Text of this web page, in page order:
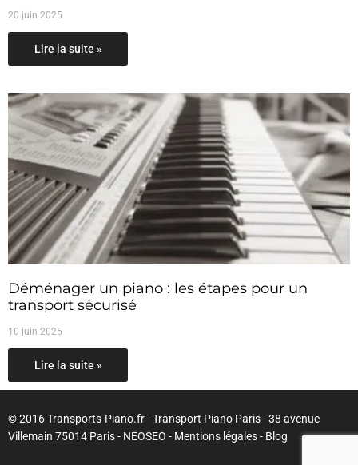
20 juin 2025
Lire la suite »
Déménager un piano : les étapes pour un
transport sécurisé
10 juin 2025
Lire la suite »
© 2016 Transports-Piano.fr - Transport Piano Paris - 38 avenue
Villemain 75014 Paris - NEOSEO - Mentions légales- Blog